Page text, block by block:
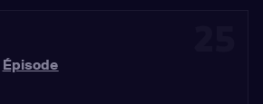
Épisode